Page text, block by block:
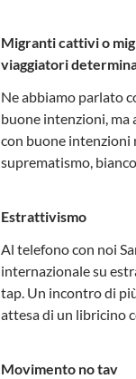
Migranti cattivi o
viaggiatori
Ne abbiamo parlato
buone intenzioni, ma
con buone intenzioni
suprematismo,
Estrattivismo
Al telefono con noi
internazionale su
tap. Un incontro di
attesa di un libricino
Movimento no tav